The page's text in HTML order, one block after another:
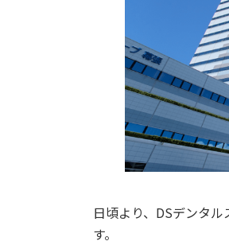
日頃より、DSデンタ
す。